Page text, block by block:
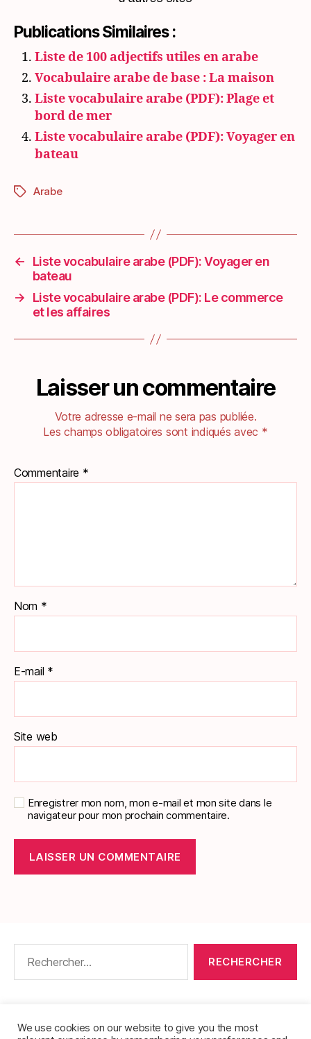
Publications Similaires :
Liste de 100 adjectifs utiles en arabe
Vocabulaire arabe de base : La maison
Liste vocabulaire arabe (PDF): Plage et
bord de mer
Liste vocabulaire arabe (PDF): Voyager en
bateau
Étiquettes
Arabe
←
Liste vocabulaire arabe (PDF): Voyager en
bateau
→
Liste vocabulaire arabe (PDF): Le commerce
et les affaires
Laisser un commentaire
Votre adresse e-mail ne sera pas publiée.
Les champs obligatoires sont indiqués avec *
Commentaire *
Nom *
E-mail *
Site web
Enregistrer mon nom, mon e-mail et mon site dans le
navigateur pour mon prochain commentaire.
À PROPOS•MENTIONS LÉGALES•
We use cookies on our website to give you the most